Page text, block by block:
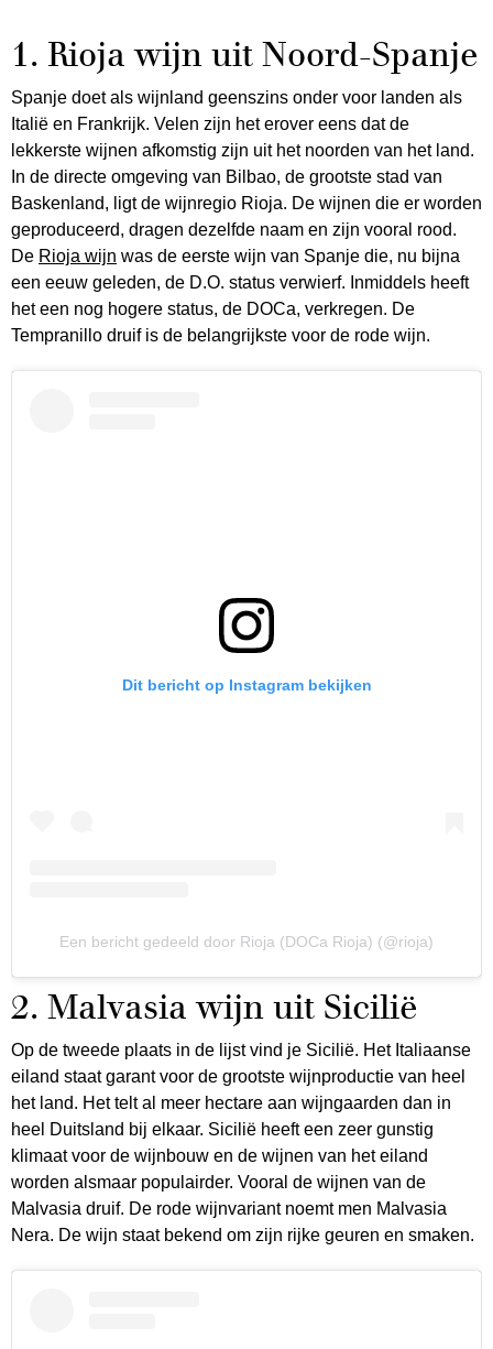
1. Rioja wijn uit Noord-Spanje
Spanje doet als wijnland geenszins onder voor landen als
Italië en Frankrijk. Velen zijn het erover eens dat de
lekkerste wijnen afkomstig zijn uit het noorden van het land.
In de directe omgeving van Bilbao, de grootste stad van
Baskenland, ligt de wijnregio Rioja. De wijnen die er worden
geproduceerd, dragen dezelfde naam en zijn vooral rood.
De Rioja wijn was de eerste wijn van Spanje die, nu bijna
een eeuw geleden, de D.O. status verwierf. Inmiddels heeft
het een nog hogere status, de DOCa, verkregen. De
Tempranillo druif is de belangrijkste voor de rode wijn.
Dit bericht op Instagram bekijken
Een bericht gedeeld door Rioja (DOCa Rioja) (@rioja)
2. Malvasia wijn uit Sicilië
Op de tweede plaats in de lijst vind je Sicilië. Het Italiaanse
eiland staat garant voor de grootste wijnproductie van heel
het land. Het telt al meer hectare aan wijngaarden dan in
heel Duitsland bij elkaar. Sicilië heeft een zeer gunstig
klimaat voor de wijnbouw en de wijnen van het eiland
worden alsmaar populairder. Vooral de wijnen van de
Malvasia druif. De rode wijnvariant noemt men Malvasia
Nera. De wijn staat bekend om zijn rijke geuren en smaken.